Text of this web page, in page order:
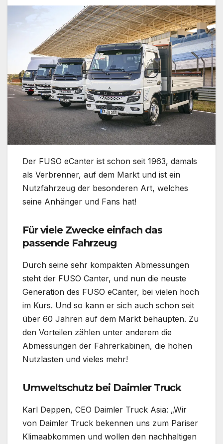
Der FUSO eCanter ist schon seit 1963, damals
als Verbrenner, auf dem Markt und ist ein
Nutzfahrzeug der besonderen Art, welches
seine Anhänger und Fans hat!
Für viele Zwecke einfach das
passende Fahrzeug
Durch seine sehr kompakten Abmessungen
steht der FUSO Canter, und nun die neuste
Generation des FUSO eCanter, bei vielen hoch
im Kurs. Und so kann er sich auch schon seit
über 60 Jahren auf dem Markt behaupten. Zu
den Vorteilen zählen unter anderem die
Abmessungen der Fahrerkabinen, die hohen
Nutzlasten und vieles mehr!
Umweltschutz bei Daimler Truck
Karl Deppen, CEO Daimler Truck Asia: „Wir
von Daimler Truck bekennen uns zum Pariser
Klimaabkommen und wollen den nachhaltigen